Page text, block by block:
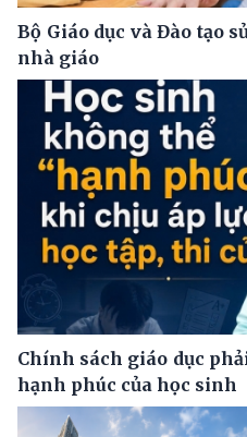
Bộ Giáo dục và Đào tạo
nhà giáo
Chính sách giáo dục
hạnh phúc của học sinh